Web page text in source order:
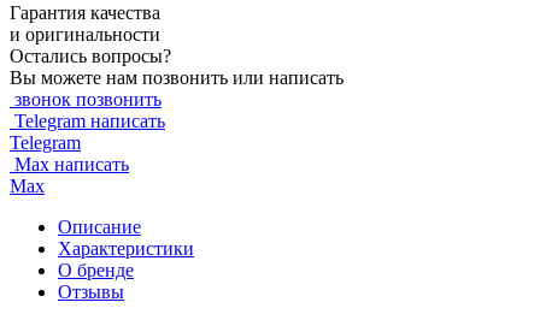
Гарантия качества
и оригинальности
Остались вопросы?
Вы можете нам позвонить или написать
звонок позвонить
Telegram написать
Telegram
Max написать
Max
Описание
Характеристики
О бренде
Отзывы